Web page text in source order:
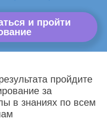
и пройти
пройдите
за
в знаниях по всем